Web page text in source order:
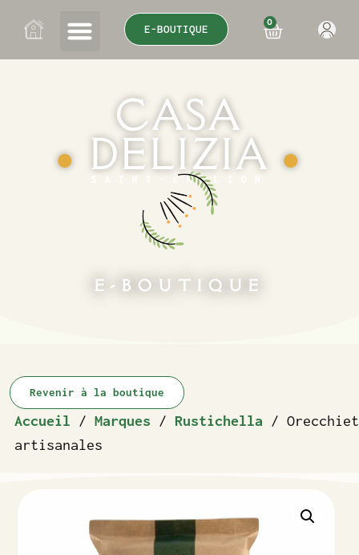
E-BOUTIQUE
0
CASA
● DELIZIA ●
SAINT-ÉMILION
E-BOUTIQUE
Revenir à la boutique
Accueil / Marques / Rustichella /
artisanales